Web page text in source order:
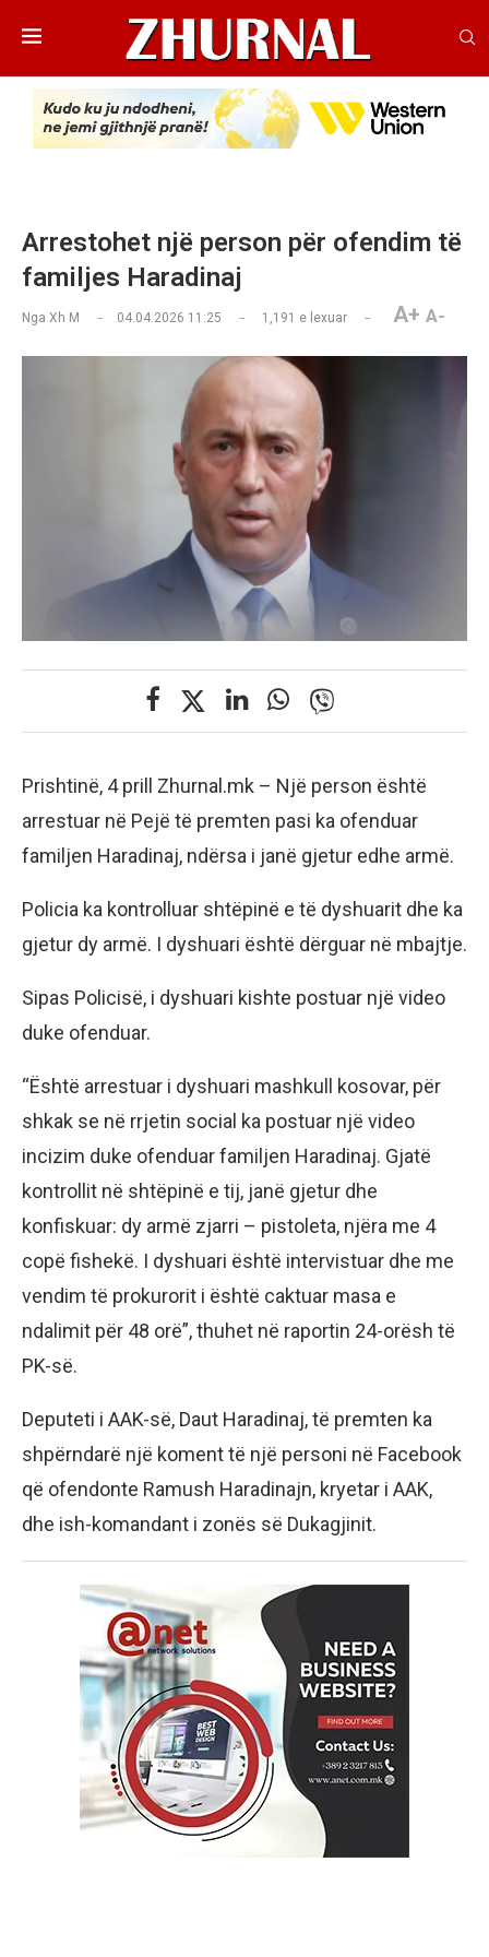
Arrestohet një person për ofendim të
familjes Haradinaj
Nga Xh M 04.04.2026 11:25 1,191 e lexuar A+ A-
Prishtinë, 4 prill Zhurnal.mk – Një person është
arrestuar në Pejë të premten pasi ka ofenduar
familjen Haradinaj, ndërsa i janë gjetur edhe armë.
Policia ka kontrolluar shtëpinë e të dyshuarit dhe ka
gjetur dy armë. I dyshuari është dërguar në mbajtje.
Sipas Policisë, i dyshuari kishte postuar një video
duke ofenduar.
“Është arrestuar i dyshuari mashkull kosovar, për
shkak se në rrjetin social ka postuar një video
incizim duke ofenduar familjen Haradinaj. Gjatë
kontrollit në shtëpinë e tij, janë gjetur dhe
konfiskuar: dy armë zjarri – pistoleta, njëra me 4
copë fishekë. I dyshuari është intervistuar dhe me
vendim të prokurorit i është caktuar masa e
ndalimit për 48 orë”, thuhet në raportin 24-orësh të
PK-së.
Deputeti i AAK-së, Daut Haradinaj, të premten ka
shpërndarë një koment të një personi në Facebook
që ofendonte Ramush Haradinajn, kryetar i AAK,
dhe ish-komandant i zonës së Dukagjinit.